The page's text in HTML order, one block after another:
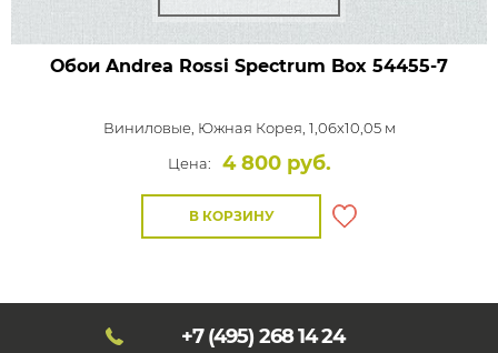
Обои Andrea Rossi Spectrum Box 54455-7
Виниловые, Южная Корея, 1,06x10,05 м
Цена:
4 800 руб.
В КОРЗИНУ
+7 (495) 268 14 24